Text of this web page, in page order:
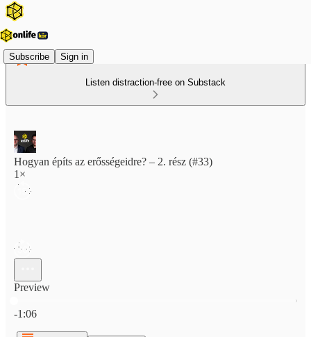
Subscribe Sign in
Listen distraction-free on Substack
Hogyan építs az erősségeidre? – 2. rész (#33)
1×
Preview
-1:06